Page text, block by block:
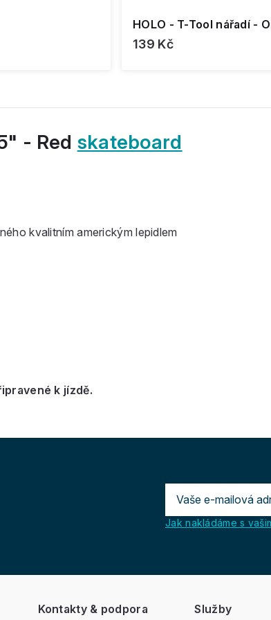
HOLO - T-Tool nářadí -
139 Kč
- Red skateboard
kvalitním americkým lepidlem
k jízdě.
Jak nakládáme s
Kontakty & podpora Služby